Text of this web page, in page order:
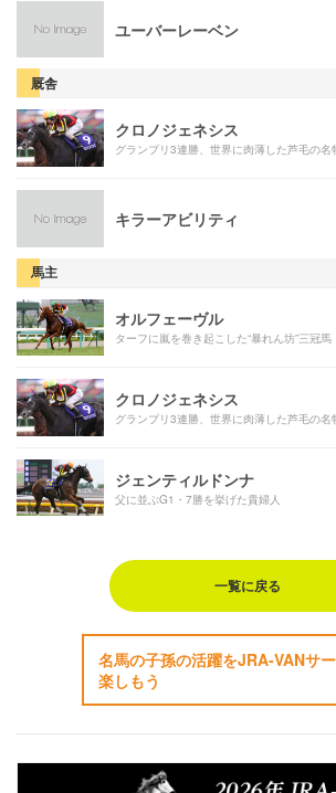
ユーバーレーベン
厩舎
クロノジェネシス
グランプリ3連勝、世界に肉薄した芦毛の名
キラーアビリティ
馬主
オルフェーヴル
ターフに嵐を巻き起こした“暴れん坊”三冠馬
クロノジェネシス
グランプリ3連勝、世界に肉薄した芦毛の名
ジェンティルドンナ
父に並ぶG1・7勝を挙げた貴婦人
一覧に戻る
名馬の子孫の活躍をJRA-VANサ
楽しもう